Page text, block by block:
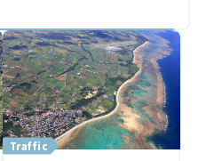
Traffic